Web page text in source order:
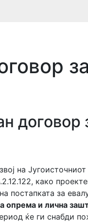
договор
на
како
постапката за
опрема и лична
ќе ги снабди